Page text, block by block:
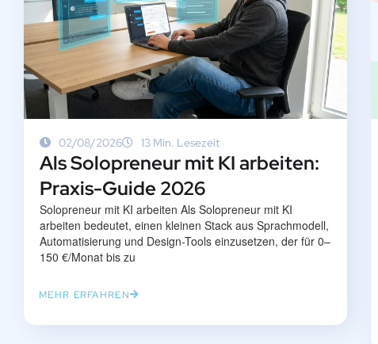
02/08/2026 13 Min. Lesezeit
Als Solopreneur mit KI arbeiten:
Praxis-Guide 2026
Solopreneur mit KI arbeiten Als Solopreneur mit KI
arbeiten bedeutet, einen kleinen Stack aus Sprachmodell,
Automatisierung und Design-Tools einzusetzen, der für 0–
150 €/Monat bis zu
MEHR ERFAHREN